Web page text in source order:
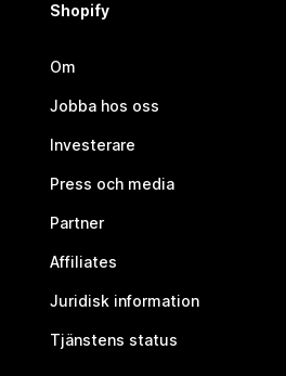
Shopify
Om
Jobba hos oss
Investerare
Press och media
Partner
Affiliates
Juridisk information
Tjänstens status